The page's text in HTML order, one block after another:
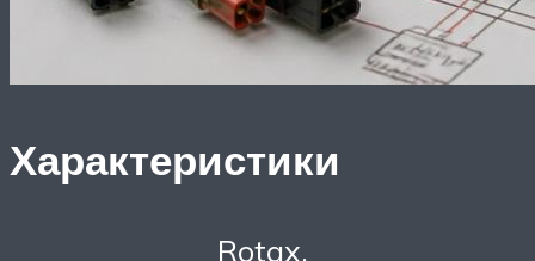
Характеристики
Rotax,